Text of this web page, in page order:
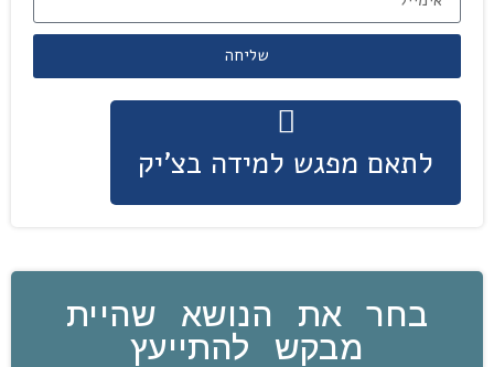
שליחה
לתאם מפגש למידה בצ'יק
בחר את הנושא שהיית
מבקש להתייעץ